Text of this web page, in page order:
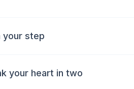
your step
your heart in two